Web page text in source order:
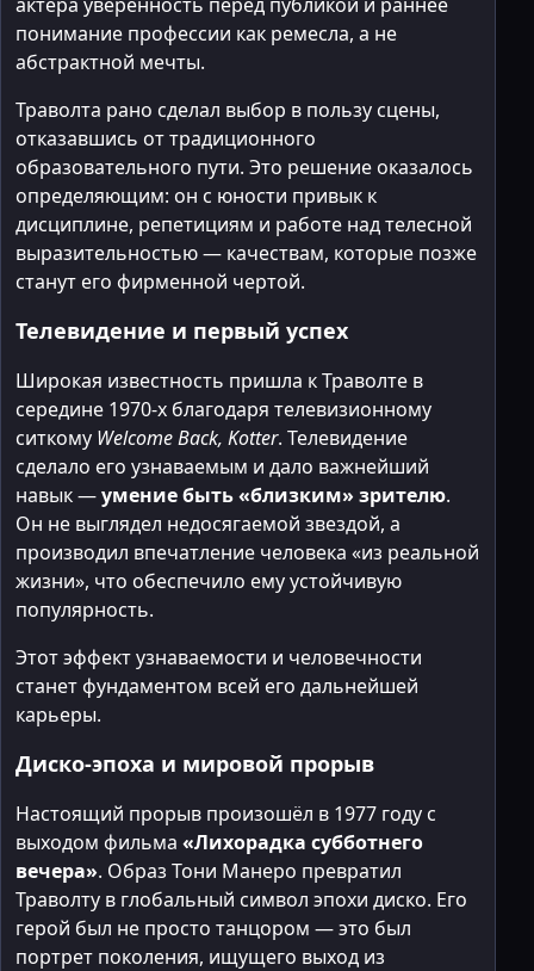
понимание профессии как ремесла, а не
абстрактной мечты.
Траволта рано сделал выбор в пользу сцены,
отказавшись от традиционного
образовательного пути. Это решение оказалось
определяющим: он с юности привык к
дисциплине, репетициям и работе над телесной
выразительностью — качествам, которые позже
станут его фирменной чертой.
Телевидение и первый успех
Широкая известность пришла к Траволте в
середине 1970-х благодаря телевизионному
ситкому Welcome Back, Kotter. Телевидение
сделало его узнаваемым и дало важнейший
навык —умение быть «близким» зрителю.
Он не выглядел недосягаемой звездой, а
производил впечатление человека «из реальной
жизни», что обеспечило ему устойчивую
популярность.
Этот эффект узнаваемости и человечности
станет фундаментом всей его дальнейшей
карьеры.
Диско-эпоха и мировой прорыв
Настоящий прорыв произошёл в 1977 году с
выходом фильма «Лихорадка субботнего
вечера». Образ Тони Манеро превратил
Траволту в глобальный символ эпохи диско. Его
герой был не просто танцором — это был
портрет поколения, ищущего выход из